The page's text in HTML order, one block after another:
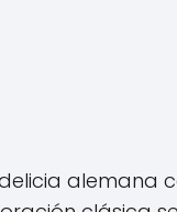
alemana